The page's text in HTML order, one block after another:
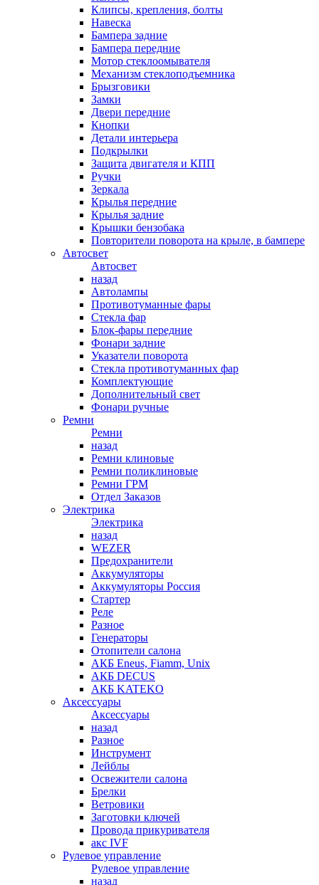
Клипсы, крепления, болты
Навеска
Бампера задние
Бампера передние
Мотор стеклоомывателя
Механизм стеклоподъемника
Брызговики
Замки
Двери передние
Кнопки
Детали интерьера
Подкрылки
Защита двигателя и КПП
Ручки
Зеркала
Крылья передние
Крылья задние
Крышки бензобака
Повторители поворота на крыле, в бампере
Автосвет
Автосвет
назад
Автолампы
Противотуманные фары
Стекла фар
Блок-фары передние
Фонари задние
Указатели поворота
Стекла противотуманных фар
Комплектующие
Дополнительный свет
Фонари ручные
Ремни
Ремни
назад
Ремни клиновые
Ремни поликлиновые
Ремни ГРМ
Отдел Заказов
Электрика
Электрика
назад
WEZER
Предохранители
Аккумуляторы
Аккумуляторы Россия
Стартер
Реле
Разное
Генераторы
Отопители салона
АКБ Eneus, Fiamm, Unix
АКБ DECUS
АКБ KATEKO
Аксессуары
Аксессуары
назад
Разное
Инструмент
Лейблы
Освежители салона
Брелки
Ветровики
Заготовки ключей
Провода прикуривателя
акс IVF
Рулевое управление
Рулевое управление
назад